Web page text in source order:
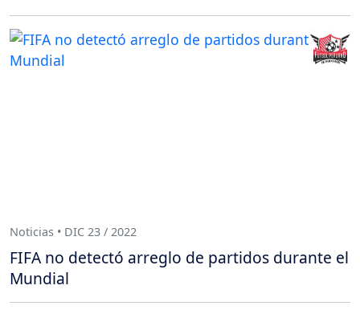
Noticias • DIC 23 / 2022
FIFA no detectó arreglo de partidos durante el
Mundial